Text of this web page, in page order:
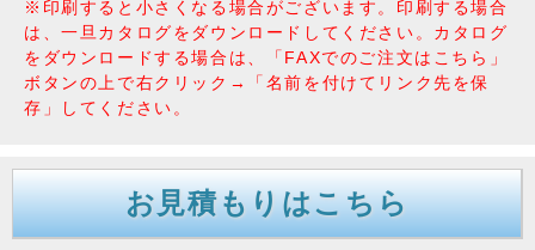
※印刷すると小さくなる場合がございます。印刷する場合
は、一旦カタログをダウンロードしてください。カタログ
をダウンロードする場合は、「FAXでのご注文はこちら」
ボタンの上で右クリック→「名前を付けてリンク先を保
存」してください。
お見積もりはこちら